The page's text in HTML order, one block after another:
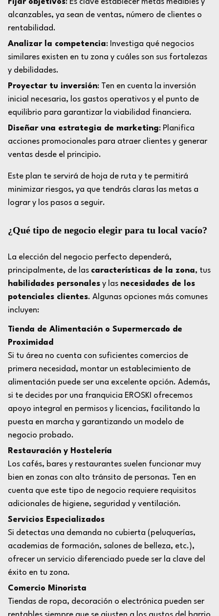
Fijar objetivos: Es clave establecer metas medibles y
alcanzables, ya sean de ventas, número de clientes o
rentabilidad.
Analizar la competencia: Investiga qué negocios
similares existen en tu zona y cuáles son sus fortalezas
y debilidades.
Proyectar tu inversión: Ten en cuenta la inversión
inicial necesaria, los gastos operativos y el punto de
equilibrio para garantizar la viabilidad financiera.
Diseñar una estrategia de marketing: Planifica
acciones promocionales para atraer clientes y generar
ventas desde el principio.
Este plan te servirá de hoja de ruta y te permitirá
minimizar riesgos, ya que tendrás claras las metas a
lograr y los pasos a seguir.
¿Qué tipo de negocio elegir para tu local vacío?
La elección del negocio perfecto dependerá,
principalmente, de las características de la zona, tus
habilidades personales y las necesidades de los
potenciales clientes. Algunas opciones más comunes
incluyen:
Tienda de Alimentación o Supermercado de
Proximidad
Si tu área no cuenta con suficientes comercios de
primera necesidad, montar un establecimiento de
alimentación puede ser una excelente opción. Además,
si te decides por una franquicia EROSKI ofrecemos
apoyo integral en permisos y licencias, facilitando la
puesta en marcha y garantizando un modelo de
negocio probado.
Restauración y Hostelería
Los cafés, bares y restaurantes suelen funcionar muy
bien en zonas con alto tránsito de personas. Ten en
cuenta que este tipo de negocio requiere requisitos
adicionales de higiene, seguridad y ventilación.
Servicios Especializados
Si detectas una demanda no cubierta (peluquerías,
academias de formación, salones de belleza, etc.),
ofrecer un servicio diferenciado puede ser la clave del
éxito en tu zona.
Comercio Minorista
Tiendas de ropa, decoración o electrónica pueden ser